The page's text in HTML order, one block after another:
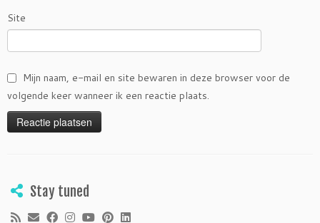
Site
Mijn naam, e-mail en site bewaren in deze browser voor de
volgende keer wanneer ik een reactie plaats.
Stay tuned